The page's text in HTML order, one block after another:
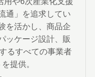
通」を追求してい
を活かし、商品企
ッケージ設計、販
るすべての事業者
提供。